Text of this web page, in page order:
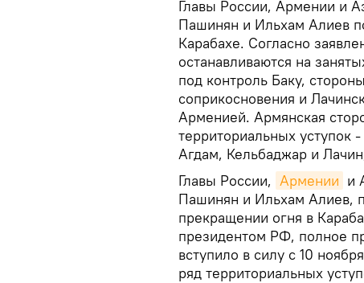
Главы России, Армении и
Пашинян и Ильхам Алиев
Карабахе. Согласно
останавливаются на
под контроль Баку,
соприкосновения и
Арменией. Армянская
территориальных уступок
Агдам, Кельбаджар и
Главы России, Армении и
Пашинян и Ильхам Алиев,
прекращении огня в
президентом РФ, полное
вступило в силу с 10
ряд территориальных